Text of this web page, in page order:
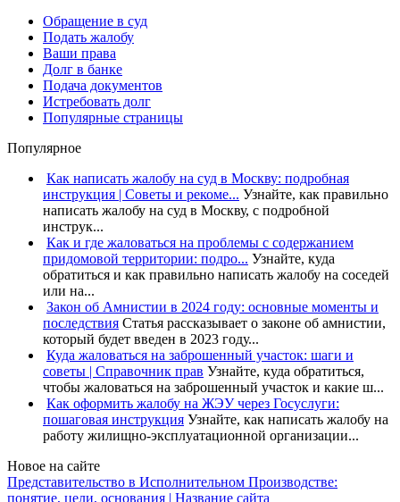
Обращение в суд
Подать жалобу
Ваши права
Долг в банке
Подача документов
Истребовать долг
Популярные страницы
Популярное
Как написать жалобу на суд в Москву: подробная
инструкция | Советы и рекоме... Узнайте, как правильно
написать жалобу на суд в Москву, с подробной
инструк...
Как и где жаловаться на проблемы с содержанием
придомовой территории: подро... Узнайте, куда
обратиться и как правильно написать жалобу на соседей
или на...
Закон об Амнистии в 2024 году: основные моменты и
последствия Статья рассказывает о законе об амнистии,
который будет введен в 2023 году...
Куда жаловаться на заброшенный участок: шаги и
советы | Справочник прав Узнайте, куда обратиться,
чтобы жаловаться на заброшенный участок и какие ш...
Как оформить жалобу на ЖЭУ через Госуслуги:
пошаговая инструкция Узнайте, как написать жалобу на
работу жилищно-эксплуатационной организации...
Новое на сайте
Представительство в Исполнительном Производстве:
понятие, цели, основания | Название сайта